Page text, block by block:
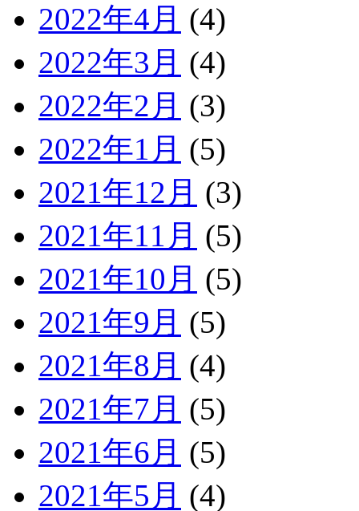
2022年4月 (4)
2022年3月 (4)
2022年2月 (3)
2022年1月 (5)
2021年12月 (3)
2021年11月 (5)
2021年10月 (5)
2021年9月 (5)
2021年8月 (4)
2021年7月 (5)
2021年6月 (5)
2021年5月 (4)